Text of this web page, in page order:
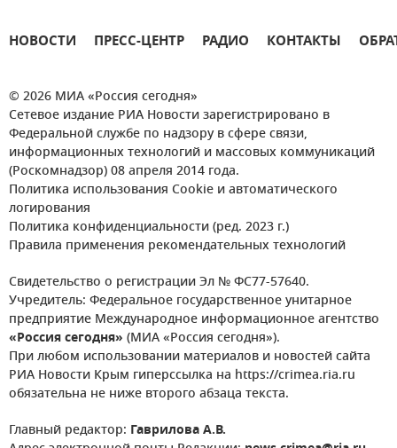
НОВОСТИ ПРЕСС-ЦЕНТР РАДИО КОНТАКТЫ
© 2026 МИА «Россия сегодня»
Сетевое издание РИА Новости зарегистрировано в
Федеральной службе по надзору в сфере связи,
информационных технологий и массовых коммуникаций
(Роскомнадзор) 08 апреля 2014 года.
Политика использования Cookie и автоматического
логирования
Политика конфиденциальности (ред. 2023 г.)
Правила применения рекомендательных технологий
Свидетельство о регистрации Эл № ФС77-57640.
Учредитель: Федеральное государственное унитарное
предприятие Международное информационное агентство
«Россия сегодня» (МИА «Россия сегодня»).
При любом использовании материалов и новостей сайта
РИА Новости Крым гиперссылка на https://crimea.ria.ru
обязательна не ниже второго абзаца текста.
Главный редактор: Гаврилова А.В.